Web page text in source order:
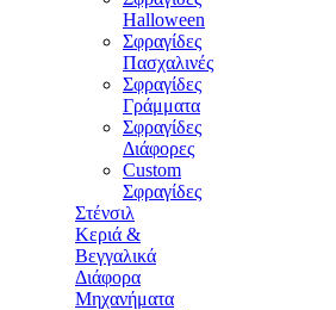
Halloween
Σφραγίδες
Πασχαλινές
Σφραγίδες
Γράμματα
Σφραγίδες
Διάφορες
Custom
Σφραγίδες
Στένσιλ
Κεριά &
Βεγγαλικά
Διάφορα
Μηχανήματα